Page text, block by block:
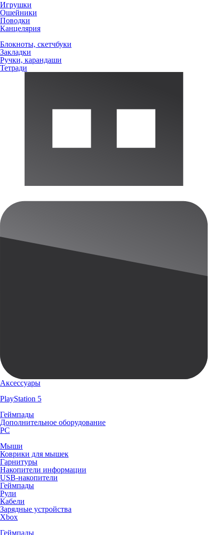
Игрушки
Ошейники
Поводки
Канцелярия
Блокноты, скетчбуки
Закладки
Ручки, карандаши
Тетради
Аксессуары
PlayStation 5
Геймпады
Дополнительное оборудование
PC
Мыши
Коврики для мышек
Гарнитуры
Накопители информации
USB-накопители
Геймпады
Рули
Кабели
Зарядные устройства
Xbox
Геймпады